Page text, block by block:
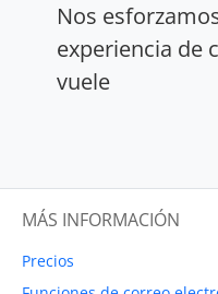
Nos
experiencia de
vuele
MÁS INFORMACIÓN
Precios